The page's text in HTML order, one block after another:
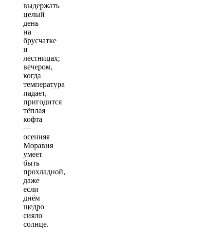
выдержать
целый
день
на
брусчатке
и
лестницах;
вечером,
когда
температура
падает,
пригодится
тёплая
кофта
—
осенняя
Моравия
умеет
быть
прохладной,
даже
если
днём
щедро
сияло
солнце.